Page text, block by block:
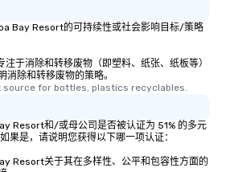
Bay Resort的可持续性或社会影响目标/策略
于消除和转移废物（即塑料、纸张、纸板等）
消除和转移废物的策略。
source for bottles, plastics recyclables.
Resort和/或母公司是否被认证为 51% 的多元
果是，请说明您获得以下哪一项认证：
Resort关于其在多样性、公平和包容性方面的